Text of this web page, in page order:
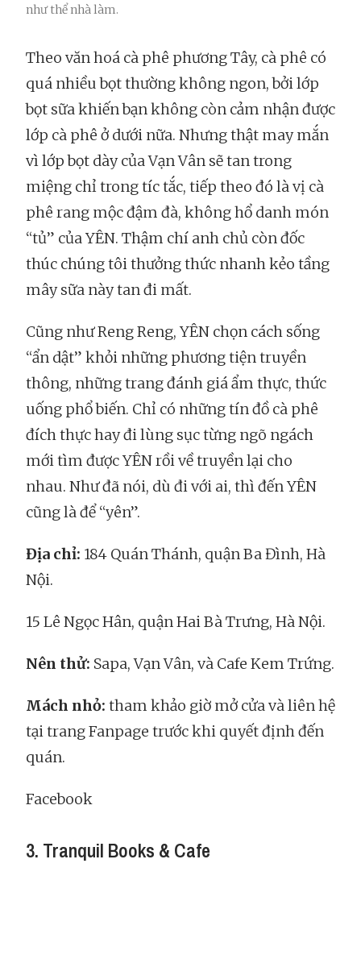
như thể nhà làm.
Theo văn hoá cà phê phương Tây, cà phê có
quá nhiều bọt thường không ngon, bởi lớp
bọt sữa khiến bạn không còn cảm nhận được
lớp cà phê ở dưới nữa. Nhưng thật may mắn
vì lớp bọt dày của Vạn Vân sẽ tan trong
miệng chỉ trong tíc tắc, tiếp theo đó là vị cà
phê rang mộc đậm đà, không hổ danh món
“tủ” của YÊN. Thậm chí anh chủ còn đốc
thúc chúng tôi thưởng thức nhanh kẻo tầng
mây sữa này tan đi mất.
Cũng như Reng Reng, YÊN chọn cách sống
“ẩn dật” khỏi những phương tiện truyền
thông, những trang đánh giá ẩm thực, thức
uống phổ biến. Chỉ có những tín đồ cà phê
đích thực hay đi lùng sục từng ngõ ngách
mới tìm được YÊN rồi về truyền lại cho
nhau. Như đã nói, dù đi với ai, thì đến YÊN
cũng là để “yên”.
Địa chỉ: 184 Quán Thánh, quận Ba Đình, Hà
Nội.
15 Lê Ngọc Hân, quận Hai Bà Trưng, Hà Nội.
Nên thử: Sapa, Vạn Vân, và Cafe Kem Trứng.
Mách nhỏ: tham khảo giờ mở cửa và liên hệ
tại trang Fanpage trước khi quyết định đến
quán.
Facebook
3. Tranquil Books & Cafe